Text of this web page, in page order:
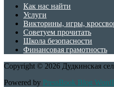
Как нас найти
Услуги
Викторины, игры,
Советуем прочитать
Школа безопасности
Финансовая грамотность
Copyright © 2026 Дудкинская
Powered by PressBook Blog